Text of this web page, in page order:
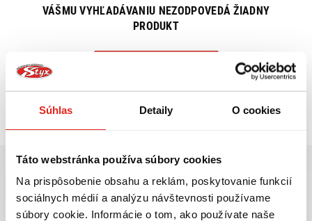
Súhlas Detaily O cookies
Táto webstránka používa súbory cookies
Na prispôsobenie obsahu a reklám, poskytovanie funkcií
sociálnych médií a analýzu návštevnosti používame
súbory cookie. Informácie o tom, ako používate naše
VÁŠMU VYHĽADÁVANIU NEZODPOVEDÁ ŽIADNY
PRODUKT